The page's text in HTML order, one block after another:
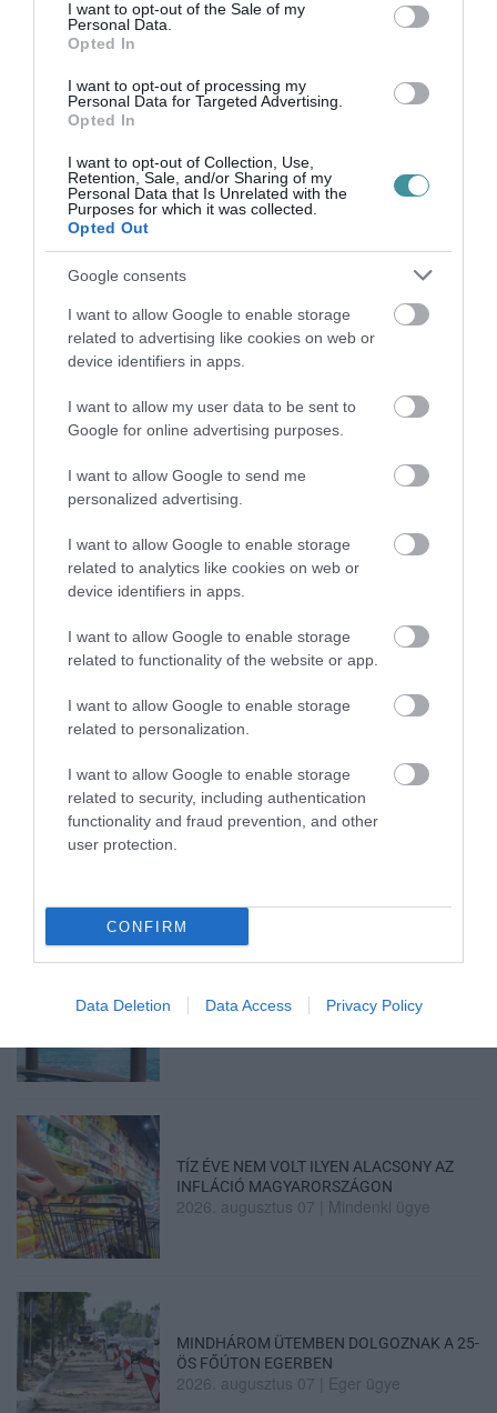
I want to opt-out of the Sale of my
Personal Data.
Opted In
I want to opt-out of processing my
Personal Data for Targeted Advertising.
Opted In
I want to opt-out of Collection, Use,
Retention, Sale, and/or Sharing of my
Personal Data that Is Unrelated with the
Purposes for which it was collected.
Opted Out
Google consents
I want to allow Google to enable storage
related to advertising like cookies on web or
device identifiers in apps.
I want to allow my user data to be sent to
Google for online advertising purposes.
I want to allow Google to send me
personalized advertising.
I want to allow Google to enable storage
related to analytics like cookies on web or
device identifiers in apps.
I want to allow Google to enable storage
related to functionality of the website or app.
I want to allow Google to enable storage
related to personalization.
I want to allow Google to enable storage
related to security, including authentication
functionality and fraud prevention, and other
user protection.
CONFIRM
Data Deletion Data Access Privacy Policy
BAKA ANDRÁST JELÖLI KÖZTÁRSASÁGI
ÚJ MAGYAR KÜLÜGYI STRATÉGIA KÉSZÜL,
2026. augusztus 08|Mindenki ügye
AMIKÉRT ÉRDEMES MEGNÉZNI
2026. augusztus 08
TÖBB MINT EGY HÓNAP IS LEHET, MIRE
TELJESEN ÚJRAINDUL A P...
2026. augusztus 07 Mindenki ügye
TANULJ NÉMETÜL OTTHONRÓL: A
DIGITÁLIS TANULÁS ELŐNYEI
LEÁLLÍTOTT SZOLGÁLTATÁSOK AZ EGRI...
TÍZ ÉVE NEM VOLT ILYEN ALACSONY AZ
INFLÁCIÓ MAGYARORSZÁGON
2026. augusztus 07 Mindenki ügye
MINDHÁROM ÜTEMBEN DOLGOZNAK A 25-
ÖS FŐÚTON EGERBEN
2026. augusztus 07 Eger ügye